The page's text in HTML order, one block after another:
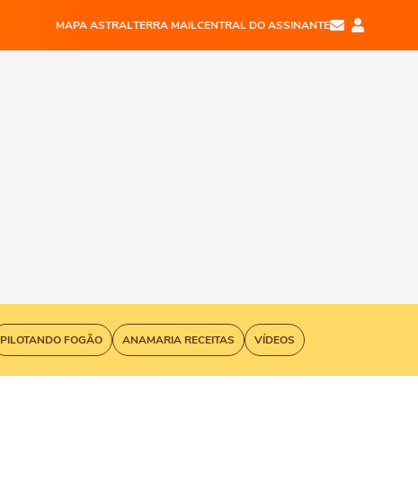
MAPA ASTRALTERRA MAILCENTRAL DO ASSINANTE
PILOTANDO FOGÃO ANAMARIA RECEITAS VÍDEOS